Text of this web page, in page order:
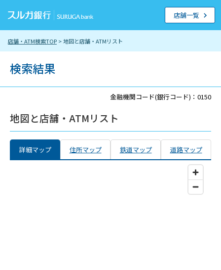
店舗・ATM検索TOP > 地図と店舗・ATMリスト
店舗一覧
検索結果
金融機関コード(銀行コード)：0150
地図と店舗・ATMリスト
詳細マップ 住所マップ 鉄道マップ 道路マップ